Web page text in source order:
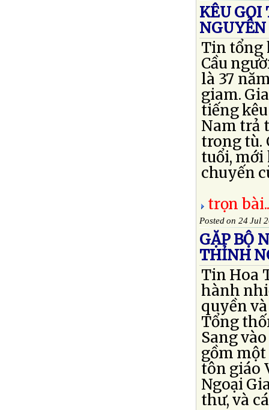
KÊU GỌI
Tin tổng
Cầu
là 37
giam.
tiếng
Nam trả
trong tù.
tuổi, mới
chuyến
trọn
Posted on 24 Jul
GẶP BỘ
THỈNH
Tin Hoa
hành
quyền
Tổng
Sang
gồm một
tôn giáo
Ngoại
thư, và